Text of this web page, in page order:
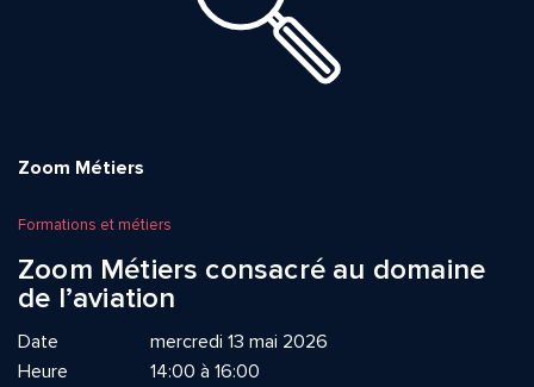
Zoom Métiers
Formations et métiers
Zoom Métiers consacré au domaine
de l’aviation
Date
mercredi 13 mai 2026
Heure
14:00 à 16:00